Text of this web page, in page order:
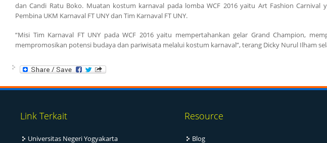
dan Candi Ratu Boko. Muatan kostum karnaval pada lomba WCF 2016 yaitu Art Fashion Carnival
Pembina UKM Karnaval FT UNY dan Tim Karnaval FT UNY.
“Misi Tim Karnaval FT UNY pada WCF 2016 yaitu mempertahankan gelar Grand Champion,
mempromosikan potensi budaya dan pariwisata melalui kostum karnaval”, terang Dicky Nurul Ilham
Link Terkait
Universitas Negeri Yogyakarta
Resource
Blog